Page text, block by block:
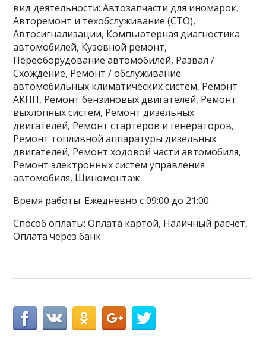
вид деятельности: Автозапчасти для иномарок,
Авторемонт и техобслуживание (СТО),
Автосигнализации, Компьютерная диагностика
автомобилей, Кузовной ремонт,
Переоборудование автомобилей, Развал /
Схождение, Ремонт / обслуживание
автомобильных климатических систем, Ремонт
АКПП, Ремонт бензиновых двигателей, Ремонт
выхлопных систем, Ремонт дизельных
двигателей, Ремонт стартеров и генераторов,
Ремонт топливной аппаратуры дизельных
двигателей, Ремонт ходовой части автомобиля,
Ремонт электронных систем управления
автомобиля, Шиномонтаж
Время работы: Ежедневно с 09:00 до 21:00
Способ оплаты: Оплата картой, Наличный расчёт,
Оплата через банк